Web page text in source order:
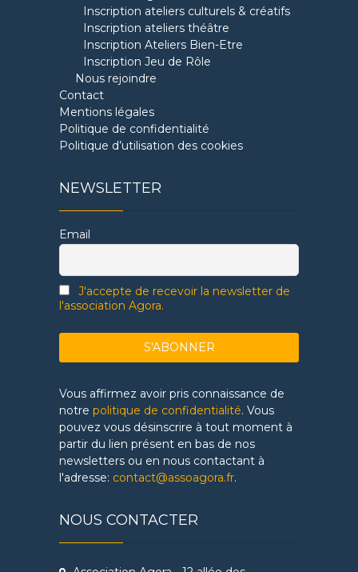
Inscription ateliers culturels & créatifs
Inscription ateliers théâtre
Inscription Ateliers Bien-Etre
Inscription Jeu de Rôle
Nous rejoindre
Contact
Mentions légales
Politique de confidentialité
Politique d’utilisation des cookies
NEWSLETTER
Email
J'accepte de recevoir la newsletter de
l'association Agora.
Vous affirmez avoir pris connaissance de
notre politique de confidentialité. Vous
pouvez vous désinscrire à tout moment à
partir du lien présent en bas de nos
newsletters ou en nous contactant à
l'adresse: contact@assoagora.fr.
NOUS CONTACTER